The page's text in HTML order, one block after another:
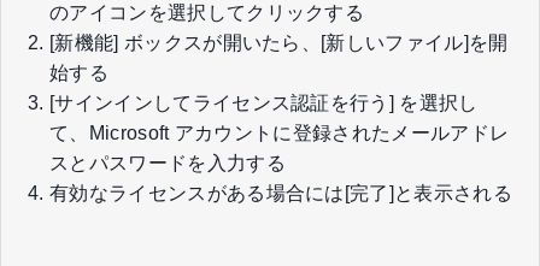
のアイコンを選択してクリックする
[新機能] ボックスが開いたら、[新しいファイル]を開
始する
[サインインしてライセンス認証を行う] を選択し
て、Microsoft アカウントに登録されたメールアドレ
スとパスワードを入力する
有効なライセンスがある場合には[完了]と表示される